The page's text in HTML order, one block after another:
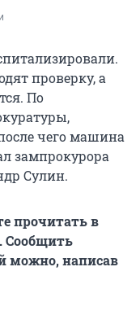
проверку, а
По
чего машина
зампрокурора
Сулин.
прочитать в
Сообщить
можно, написав